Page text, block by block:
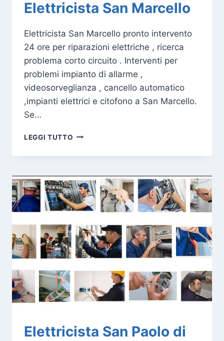
Elettricista San Marcello
Elettricista San Marcello pronto intervento
24 ore per riparazioni elettriche , ricerca
problema corto circuito . Interventi per
problemi impianto di allarme ,
videosorveglianza , cancello automatico
,impianti elettrici e citofono a San Marcello.
Se…
LEGGI TUTTO ELETTRICISTA
MARCELLO
Elettricista San Paolo di